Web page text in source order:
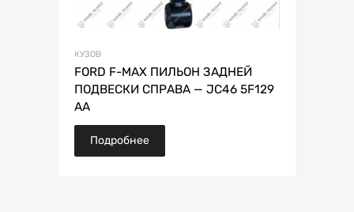
КУЗОВ
FORD F-MAX ПИЛЬОН ЗАДНЕЙ
ПОДВЕСКИ СПРАВА — JC46 5F129
AA
Подробнее